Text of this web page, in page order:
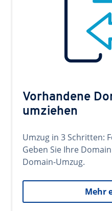
Vorhandene
umziehen
Umzug in 3 Schritten:
Geben Sie Ihre
Domain-Umzug.
Mehr